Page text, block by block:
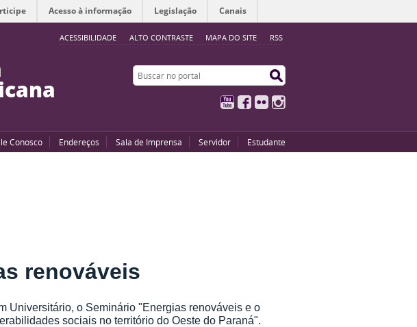
ACESSIBILIDADE ALTO CONTRASTE MAPA DO SITE RSS
Acesso à informação Legislação Canais
Buscar no portal
YouTubeFacebook
Flickr
Conosco Endereços Sala de Imprensa Servidor Estudante
renováveis
Universitário, o Seminário "Energias renováveis e o
sociais no território do Oeste do Paraná".